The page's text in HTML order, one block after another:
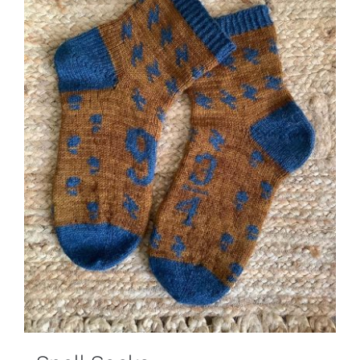
Blog
Contacto
Newsletter
Carrito
Mi cuenta